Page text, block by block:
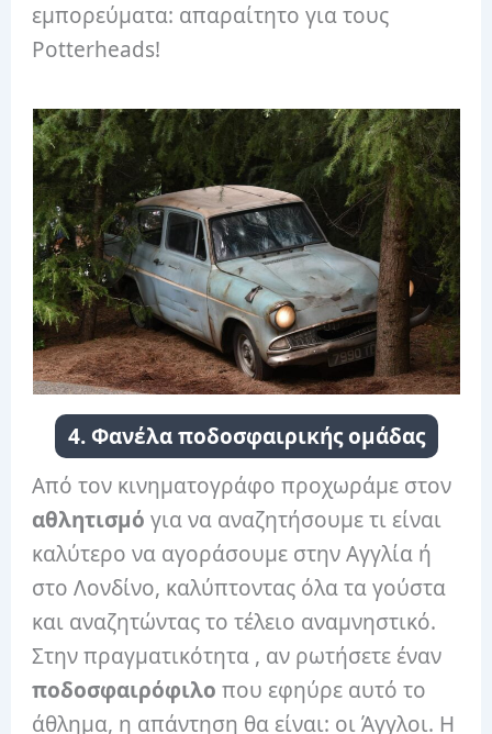
εμπορεύματα: απαραίτητο για τους
Potterheads!
4. Φανέλα ποδοσφαιρικής ομάδας
Από τον κινηματογράφο προχωράμε στον
αθλητισμό για να αναζητήσουμε τι είναι
καλύτερο να αγοράσουμε στην Αγγλία ή
στο Λονδίνο, καλύπτοντας όλα τα γούστα
και αναζητώντας το τέλειο αναμνηστικό.
Στην πραγματικότητα , αν ρωτήσετε έναν
ποδοσφαιρόφιλο που εφηύρε αυτό το
άθλημα, η απάντηση θα είναι: οι Άγγλοι. Η